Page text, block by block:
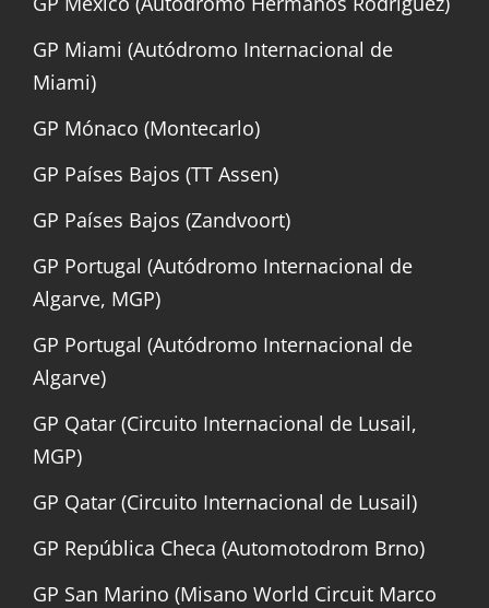
GP Miami (Autódromo Internacional de
Miami)
GP Mónaco (Montecarlo)
GP Países Bajos (TT Assen)
GP Países Bajos (Zandvoort)
GP Portugal (Autódromo Internacional de
Algarve, MGP)
GP Portugal (Autódromo Internacional de
Algarve)
GP Qatar (Circuito Internacional de Lusail,
MGP)
GP Qatar (Circuito Internacional de Lusail)
GP República Checa (Automotodrom Brno)
GP San Marino (Misano World Circuit Marco